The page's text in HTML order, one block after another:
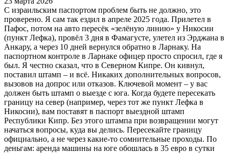
С израильским паспортом проблем быть не должно, это
проверено. Я сам так ездил в апреле 2025 года. Прилетел в
Пафос, потом на авто пересёк «зелёную линию» у Никосии
(пункт Лефка), провёл 3 дня в Фамагусте, улетел из Эрджана в
Анкару, а через 10 дней вернулся обратно в Ларнаку. На
паспортном контроле в Ларнаке офицер просто спросил, где я
был. Я честно сказал, что в Северном Кипре. Он кивнул,
поставил штамп – и всё. Никаких дополнительных вопросов,
вызовов на допрос или отказов. Ключевой момент – у вас
должен быть штамп о выезде с юга. Когда будете пересекать
границу на север (например, через тот же пункт Лефка в
Никосии), вам поставят в паспорт выездной штамп
Республики Кипр. Без этого штампа при возвращении могут
начаться вопросы, куда вы делись. Пересекайте границу
официально, а не через какие-то сомнительные проходы. По
деньгам: аренда машины на юге обошлась в 35 евро в сутки